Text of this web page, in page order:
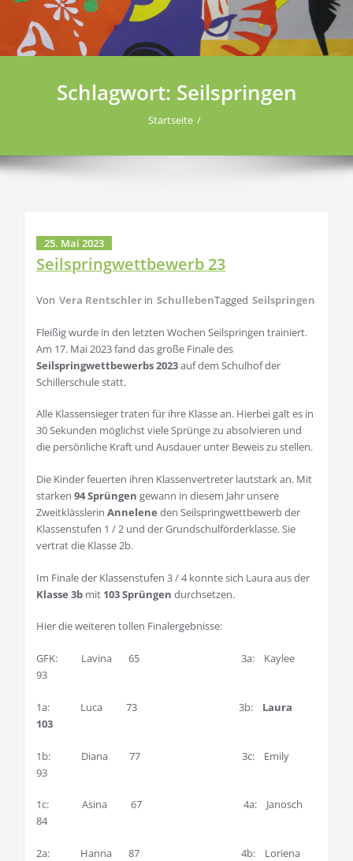
Schlagwort: Seilspringen
Startseite
25. Mai 2023
Seilspringwettbewerb 23
Von Vera Rentschler in SchullebenTagged Seilspringen
Fleißig wurde in den letzten Wochen Seilspringen trainiert.
Am 17. Mai 2023 fand das große Finale des
Seilspringwettbewerbs 2023auf dem Schulhof der
Schillerschule statt.
Alle Klassensieger traten für ihre Klasse an. Hierbei galt es in
30 Sekunden möglichst viele Sprünge zu absolvieren und
die persönliche Kraft und Ausdauer unter Beweis zu stellen.
Die Kinder feuerten ihren Klassenvertreter lautstark an. Mit
starken 94 Sprüngen gewann in diesem Jahr unsere
Zweitklässlerin Annelene den Seilspringwettbewerb der
Klassenstufen 1 / 2 und der Grundschulförderklasse. Sie
vertrat die Klasse 2b.
Im Finale der Klassenstufen 3 / 4 konnte sich Laura aus der
Klasse 3b mit 103 Sprüngen durchsetzen.
Hier die weiteren tollen Finalergebnisse:
GFK: Lavina 65 3a: Kaylee
93
1a: Luca 73 3b: Laura
103
1b: Diana 77 3c: Emily
93
1c: Asina 67 4a: Janosch
84
2a: Hanna 87 4b: Loriena